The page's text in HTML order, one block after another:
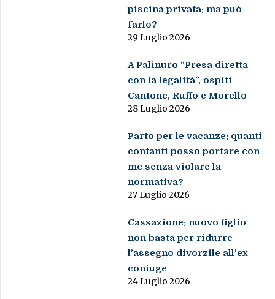
piscina privata: ma può
farlo?
29 Luglio 2026
A Palinuro “Presa diretta
con la legalità”, ospiti
Cantone, Ruffo e Morello
28 Luglio 2026
Parto per le vacanze: quanti
contanti posso portare con
me senza violare la
normativa?
27 Luglio 2026
Cassazione: nuovo figlio
non basta per ridurre
l’assegno divorzile all’ex
coniuge
24 Luglio 2026